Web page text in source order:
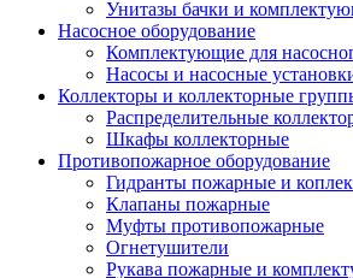
Унитазы бачки и
Насосное оборудование
Комплектующие для
Насосы и насосные
Коллекторы и коллекторные
Распределительные
Шкафы коллекторные
Противопожарное оборудование
Гидранты пожарные и
Клапаны пожарные
Муфты противопожарные
Огнетушители
Рукава пожарные и